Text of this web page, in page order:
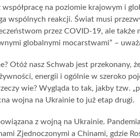
na poziomie krajowym i
wspólnych reakcji. Świat musi
przez COVID-19, ale także
globalnymi mocarstwami” –
Otóż nasz Schwab jest przekonany,
energii i ogólnie w szeroko
wie? Wygląda to tak, jakby tzw.
wojna na Ukrainie to już etap drugi.
z wojną na Ukrainie.
Zjednoczonymi a Chinami, gdzie